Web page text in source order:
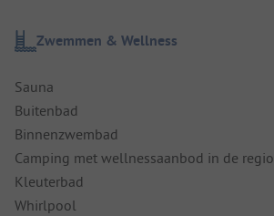
Zwemmen & Wellness
Sauna
Buitenbad
Binnenzwembad
Camping met wellnessaanbod in de regio
Kleuterbad
Whirlpool